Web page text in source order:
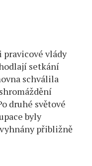
vlády
setkání
schválila
druhé světové
byly
přibližně